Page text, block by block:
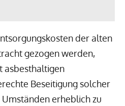
der alten
gezogen werden,
asbesthaltigen
Beseitigung solcher
erheblich zu